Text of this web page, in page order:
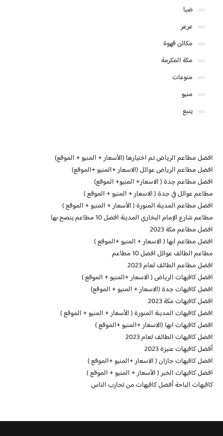
ضبا
عرعر
مكائن قهوة
مكة المكرمة
منوعات
منيو
ينبع
افضل مطاعم الرياض تم اختيارها (الأسعار + المنيو + الموقع)
افضل مطاعم الرياض عوائل (الاسعار +المنيو +الموقع)
افضل مطاعم جدة ( الاسعار+ المنيو+ الموقع)
مطاعم عوائل في جدة ( الاسعار + المنيو + الموقع )
افضل مطاعم المدينة المنورة ( الأسعار + المنيو + الموقع )
مطاعم شارع الإمام البخاري المدينة افضل 10 مطاعم ينصح بها
افضل مطاعم مكة 2023
افضل مطاعم ابها ( الاسعار + المنيو +الموقع )
مطاعم الطائف عوائل افضل 10 مطاعم
افضل مطاعم الطائف لعام 2023
افضل كافيهات الرياض ( الاسعار +المنيو + الموقع )
افضل كافيهات جدة (الاسعار + المنيو + الموقع)
افضل كافيهات مكة 2023
افضل كافيهات المدينة المنورة ( الأسعار + المنيو + الموقع )
افضل كافيهات ابها (الاسعار +المنيو +الموقع )
افضل كافيهات الطائف لعام 2023
أفضل كافيهات عنيزة 2023
افضل كافيهات جازان ( الاسعار +المنيو +الموقع )
افضل كافيهات الخبر ( الأسعار + المنيو + الموقع )
كافيهات الباحة أفضل كافيهات من تجارب الناس